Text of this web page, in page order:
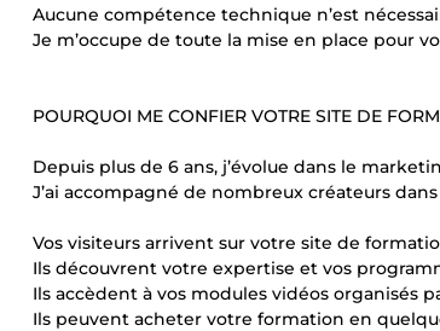
Aucune compétence technique n’est
Je m’occupe de toute la mise en place pour
POURQUOI ME CONFIER VOTRE SITE DE
Depuis plus de 6 ans, j’évolue dans le
J’ai accompagné de nombreux créateurs
Vos visiteurs arrivent sur votre site de
Ils découvrent votre expertise et vos
Ils accèdent à vos modules vidéos organisés
Ils peuvent acheter votre formation en